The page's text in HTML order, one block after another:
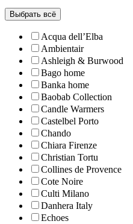
Выбрать всё
Acqua dell’Elba
Ambientair
Ashleigh & Burwood
Bago home
Banka home
Baobab Collection
Candle Warmers
Castelbel Porto
Chando
Chiara Firenze
Christian Tortu
Collines de Рrovencе
Cote Noire
Culti Milano
Danhera Italy
Echoes